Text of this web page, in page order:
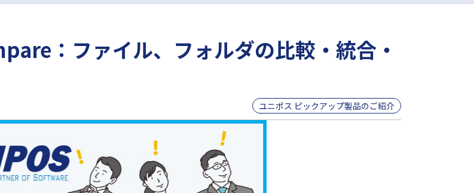
：ファイル、フォルダの比較・統合・
ユニポス ピックアップ製品のご紹介